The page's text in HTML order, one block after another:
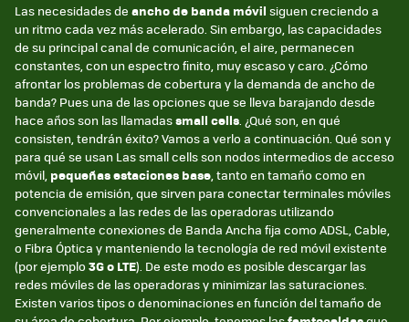
Las necesidades de ancho de banda móvil siguen creciendo a
un ritmo cada vez más acelerado. Sin embargo, las capacidades
de su principal canal de comunicación, el aire, permanecen
constantes, con un espectro finito, muy escaso y caro. ¿Cómo
afrontar los problemas de cobertura y la demanda de ancho de
banda? Pues una de las opciones que se lleva barajando desde
hace años son las llamadassmall cells . ¿Qué son, en qué
consisten, tendrán éxito? Vamos a verlo a continuación. Qué son y
para qué se usan Las small cells son nodos intermedios de acceso
móvil, pequeñas estaciones base , tanto en tamaño como en
potencia de emisión, que sirven para conectar terminales móviles
convencionales a las redes de las operadoras utilizando
generalmente conexiones de Banda Ancha fija como ADSL, Cable,
o Fibra Óptica y manteniendo la tecnología de red móvil existente
(por ejemplo3G o LTE). De este modo es posible descargar las
redes móviles de las operadoras y minimizar las saturaciones.
Existen varios tipos o denominaciones en función del tamaño de